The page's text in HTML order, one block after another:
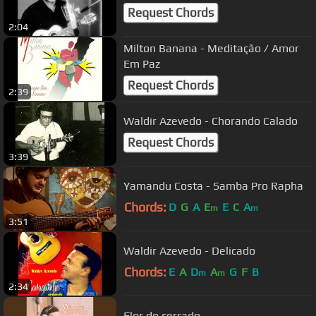
2:04
Request Chords
2:39
Milton Banana - Meditação / Amor
Em Paz
Request Chords
3:39
Waldir Azevedo - Chorando Calado
Request Chords
3:51
Yamandu Costa - Samba Pro Rapha
Chords: D G A Em E C Am
2:34
Waldir Azevedo - Delicado
Chords: E A Dm Am G F B